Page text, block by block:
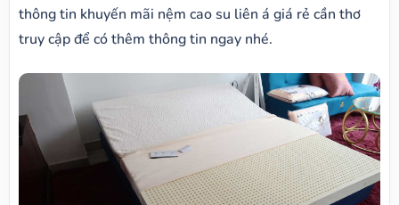
thông tin khuyến mãi nệm cao su liên á giá rẻ cần thơ
truy cập để có thêm thông tin ngay nhé.